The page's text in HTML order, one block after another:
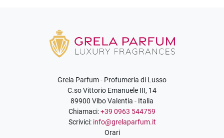
Grela Parfum - Profumeria di Lusso
C.so Vittorio Emanuele III, 14
89900 Vibo Valentia - Italia
Chiamaci:+39 0963 544759
Scrivici: info@grelaparfum.it
Orari